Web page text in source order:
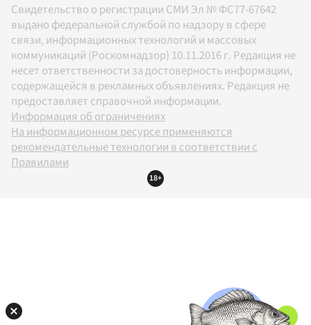
Свидетельство о регистрации СМИ Эл № ФС77-67642
выдано федеральной службой по надзору в сфере
связи, информационных технологий и массовых
коммуникаций (Роскомнадзор) 10.11.2016 г. Редакция не
несет ответственности за достоверность информации,
содержащейся в рекламных объявлениях. Редакция не
предоставляет справочной информации.
Информация об ограничениях
На информационном ресурсе применяются
рекомендательные технологии в соответствии с
Правилами
18+